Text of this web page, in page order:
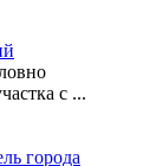
с ...
города